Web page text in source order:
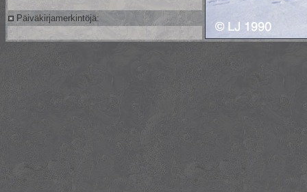
Päiväkirjamerkintöjä: